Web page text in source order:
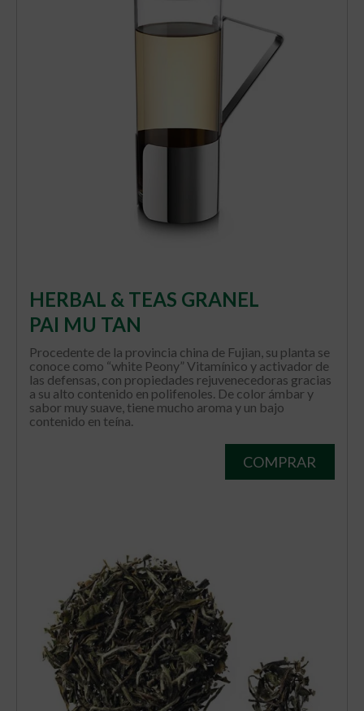
HERBAL & TEAS GRANEL
PAI MU TAN
Procedente de la provincia china de Fujian, su planta se
conoce como “white Peony” Vitamínico y activador de
las defensas, con propiedades rejuvenecedoras gracias
a su alto contenido en polifenoles. De color ámbar y
sabor muy suave, tiene mucho aroma y un bajo
contenido en teína.
COMPRAR